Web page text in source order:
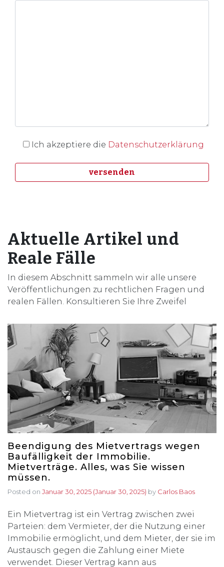
Ich akzeptiere die Datenschutzerklärung
Aktuelle Artikel und
Reale Fälle
In diesem Abschnitt sammeln wir alle unsere
Veröffentlichungen zu rechtlichen Fragen und
realen Fällen. Konsultieren Sie Ihre Zweifel
Beendigung des Mietvertrags wegen
Baufälligkeit der Immobilie.
Mietverträge. Alles, was Sie wissen
müssen.
Posted on Januar 30, 2025 (Januar 30, 2025) by Carlos Baos
Ein Mietvertrag ist ein Vertrag zwischen zwei
Parteien: dem Vermieter, der die Nutzung einer
Immobilie ermöglicht, und dem Mieter, der sie im
Austausch gegen die Zahlung einer Miete
verwendet. Dieser Vertrag kann aus